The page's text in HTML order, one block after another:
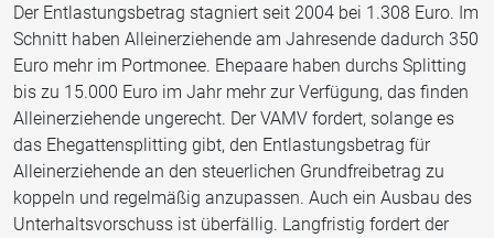
Der Entlastungsbetrag stagniert seit 2004 bei 1.308 Euro. Im
Schnitt haben Alleinerziehende am Jahresende dadurch 350
Euro mehr im Portmonee. Ehepaare haben durchs Splitting
bis zu 15.000 Euro im Jahr mehr zur Verfügung, das finden
Alleinerziehende ungerecht. Der VAMV fordert, solange es
das Ehegattensplitting gibt, den Entlastungsbetrag für
Alleinerziehende an den steuerlichen Grundfreibetrag zu
koppeln und regelmäßig anzupassen. Auch ein Ausbau des
Unterhaltsvorschuss ist überfällig. Langfristig fordert der